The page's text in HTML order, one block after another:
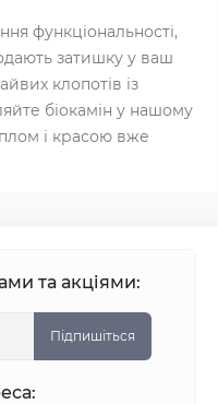
функціональності,
затишку у ваш
клопотів із
біокамін у нашому
і красою вже
та акціями:
Підпишіться